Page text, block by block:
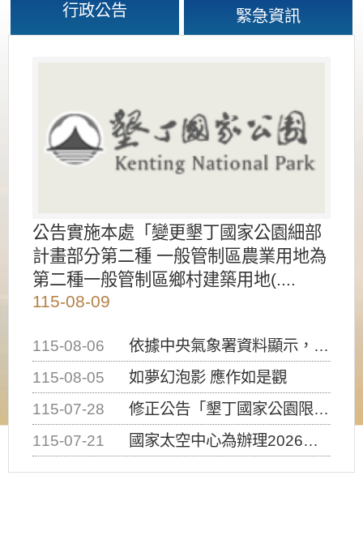
行政公告 緊急資訊
公告實施本處「變更墾丁國家公園細部
計畫部分第二種 一般管制區農業用地為
第二種一般管制區鄉村建築用地(....
115-08-09
115-08-06
依據中央氣象署資料顯示，白海豚颱風持續接近臺灣，請密切注意動向及早完成防災應變準備
115-08-05
如夢幻泡影 應作如是觀
115-07-28
修正公告「墾丁國家公園限制水域遊憩活動之種類、範圍、時間及行為」，自即日生效。
115-07-21
國家太空中心為辦理2026台灣盃火箭競賽，陸、海、空域警戒及協調相關事宜，因颱風備案事宜